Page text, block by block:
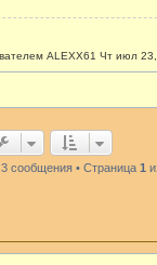
е
ALEXX61 Чт июл
3 сообщения • Страница 1